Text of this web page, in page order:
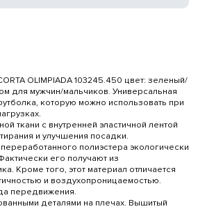
OLIMPIADA 103245.450 цвет: зеленый/
для мужчин/мальчиков. Универсальная
которую можно использовать при
ткани с внутренней эластичной лентой
и улучшения посадки.
полиэстера экологически
его получают из
Кроме того, этот материал отличается
и воздухопроницаемостью.
передвижения.
деталями на плечах. Вышитый